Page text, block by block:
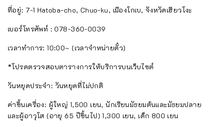
ที่อยู่: 7-1 Hatoba-cho, Chuo-ku, เมืองโกเบ, จังหวัดเฮียวโงะ
เบอร์โทรศัพท์ : 078-360-0039
เวลาทำการ: 10:00~ (เวลาจำหน่ายตั๋ว)
*โปรดตรวจสอบตารางการให้บริการบนเว็บไซต์
วันหยุดประจำ: วันหยุดที่ไม่ปกติ
ค่าขึ้นเครื่อง: ผู้ใหญ่ 1,500 เยน, นักเรียนมัธยมต้นและมัธยมปลาย
และผู้อาวุโส (อายุ 65 ปีขึ้นไป) 1,300 เยน, เด็ก 800 เยน